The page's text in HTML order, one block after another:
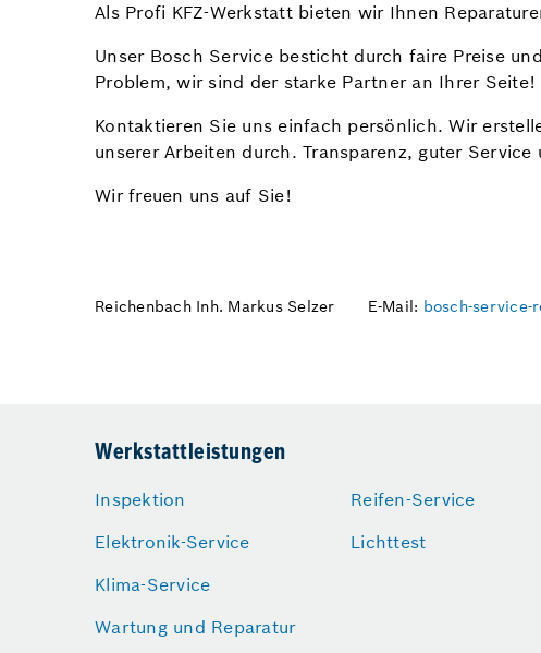
Als Profi KFZ-Werkstatt bieten wir Ihnen
Unser Bosch Service besticht durch faire Preise
Problem, wir sind der starke Partner an Ihrer Seite!
Kontaktieren Sie uns einfach persönlich. Wir
unserer Arbeiten durch. Transparenz, guter
Wir freuen uns auf Sie!
Reichenbach Inh. Markus Selzer E-Mail: bosch-service-
Werkstattleistungen
Inspektion
Elektronik-Service
Klima-Service
Wartung und Reparatur
Reifen-Service
Lichttest